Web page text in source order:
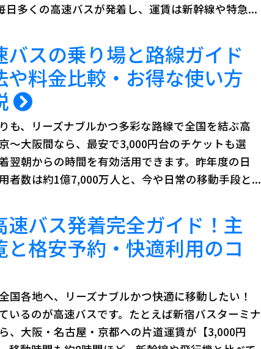
日多くの高速バスが発着し、運賃は新幹線や特急...
バスの乗り場と路線ガイド
や料金比較・お得な使い方
も、リーズナブルかつ多彩な路線で全国を結ぶ高
～大阪間なら、最安で3,000円台のチケットも選
翌朝からの時間を有効活用できます。昨年度の日
者数は約1億7,000万人と、今や日常の移動手段と...
速バス発着完全ガイド！主
と格安予約・快適利用のコ
国各地へ、リーズナブルかつ快適に移動したい！
いるのが高速バスです。たとえば新宿バスターミナ
、大阪・名古屋・京都への片道運賃が【3,000円